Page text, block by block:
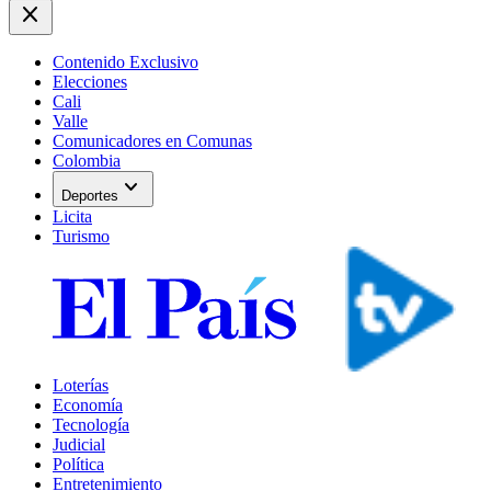
close
Contenido Exclusivo
Elecciones
Cali
Valle
Comunicadores en Comunas
Colombia
Deportes expand_more
Licita
Turismo
Loterías
Economía
Tecnología
Judicial
Política
Entretenimiento